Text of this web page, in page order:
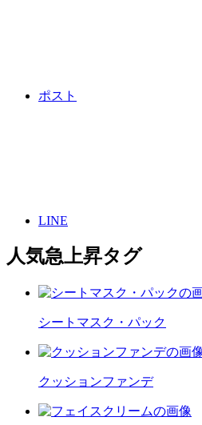
ポスト
LINE
人気急上昇タグ
シートマスク・パック
クッションファンデ